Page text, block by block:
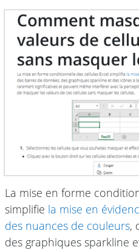
La mise en forme
simplifie la mise en
des nuances de couleurs,
des graphiques sparkline